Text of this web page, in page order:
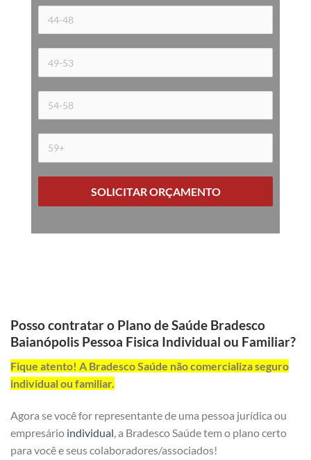
SOLICITAR ORÇAMENTO
Posso contratar o Plano de Saúde Bradesco
Baianópolis Pessoa Fisica Individual ou Familiar?
Fique atento! A Bradesco Saúde não comercializa seguro
individual ou familiar.
Agora se você for representante de uma pessoa jurídica ou
empresário individual , a Bradesco Saúde tem o plano certo
para você e seus colaboradores/associados!